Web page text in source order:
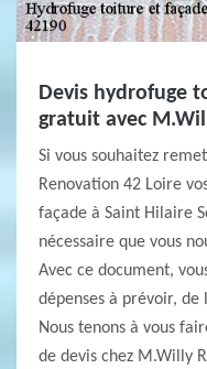
Devis hydrofuge
gratuit avec
Si vous souhaitez
Renovation 42 Loire
façade à Saint Hilaire
nécessaire que vous
Avec ce document,
dépenses à prévoir,
Nous tenons à vous
de devis chez M.Willy